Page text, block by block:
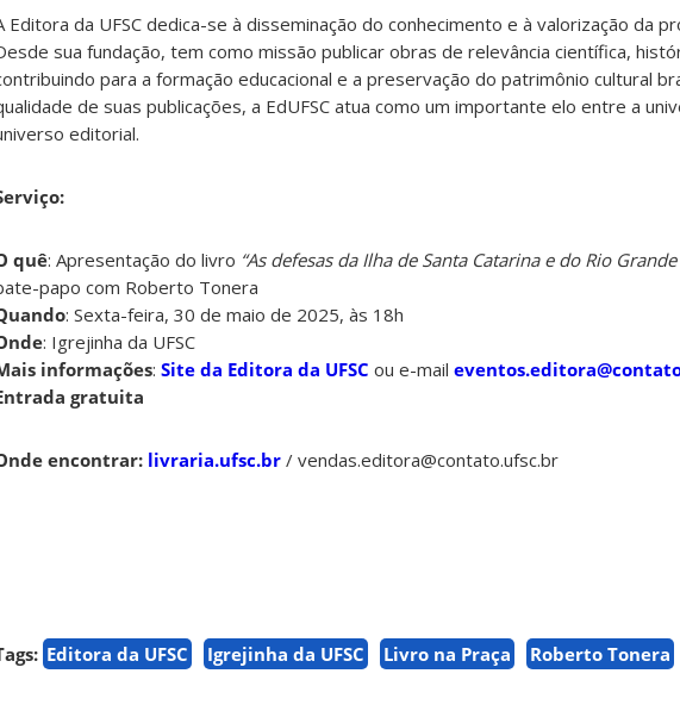
Editora da UFSC dedica-se à disseminação do conhecimento e à valorização da
sua fundação, tem como missão publicar obras de relevância científica,
para a formação educacional e a preservação do patrimônio cultural
de suas publicações, a EdUFSC atua como um importante elo entre a
editorial.
quê: Apresentação do livro “As defesas da Ilha de Santa Catarina e do Rio
papo com Roberto Tonera
: Sexta-feira, 30 de maio de 2025, às 18h
: Igrejinha da UFSC
informações: Site da Editora da UFSC ou e-mail
gratuita
encontrar: livraria.ufsc.br / vendas.editora@contato.ufsc.br
Editora da UFSC Igrejinha da UFSC Livro na Praça Roberto Tonera